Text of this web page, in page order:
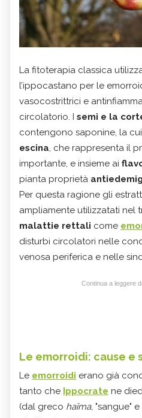
La fitoterapia classica
l’ippocastano per le
vasocostrittrici e
circolatorio. I semi e la
contengono saponine, la
escina, che rappresenta il
importante, e insieme ai
pianta proprietà
Per questa ragione gli
ampliamente utilizzatati nel
malattie rettali come
disturbi circolatori nelle
venosa periferica e nelle
Continua a leggere
Le emorroidi: cause e
Le emorroidi erano già
tanto che Ippocrate ne
(dal greco haîma, "sangue" e